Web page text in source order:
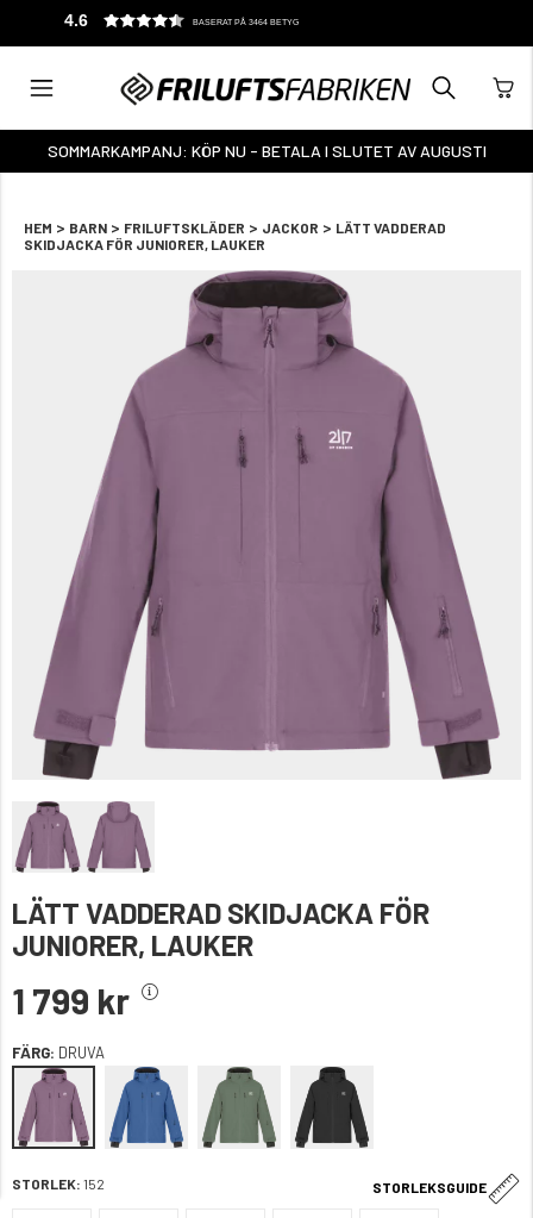
4.6 BASERAT PÅ 3464 BETYG
SOMMARKAMPANJ: KÖP NU - BETALA I SLUTET AV AUGUSTI
HEM > BARN > FRILUFTSKLÄDER > JACKOR > LÄTT VADDERAD
SKIDJACKA FÖR JUNIORER, LAUKER
LÄTT VADDERAD SKIDJACKA FÖR
JUNIORER, LAUKER
1 799 kr
FÄRG: DRUVA
STORLEK: 152 STORLEKSGUIDE